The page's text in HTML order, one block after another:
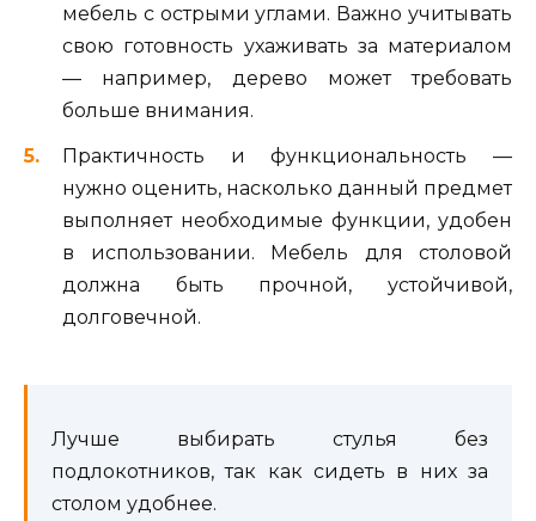
мебель с острыми углами. Важно учитывать
свою готовность ухаживать за материалом
— например, дерево может требовать
больше внимания.
Практичность и функциональность —
нужно оценить, насколько данный предмет
выполняет необходимые функции, удобен
в использовании. Мебель для столовой
должна быть прочной, устойчивой,
долговечной.
Лучше выбирать стулья без
подлокотников, так как сидеть в них за
столом удобнее.